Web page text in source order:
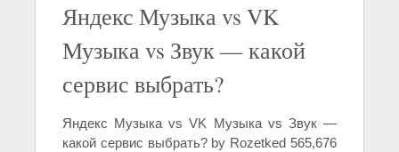
Яндекс Музыка vs VK
Музыка vs Звук — какой
сервис выбрать?
Яндекс Музыка vs VK Музыка vs Звук —
какой сервис выбрать? by Rozetked 565,676